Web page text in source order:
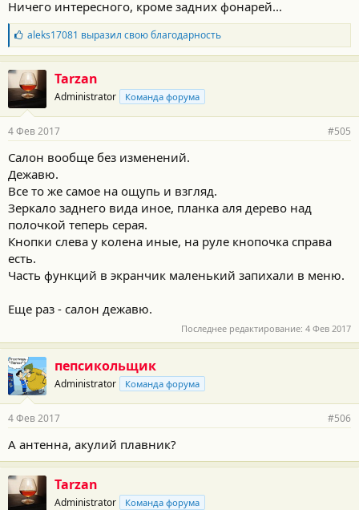
Ничего интересного, кроме задних фонарей...
Б
л
а
г
о
д
а
н
с
т
и
aleks17081 выразил свою благодарность
Tarzan
Administrator Команда форума
4 Фев 2017 #505
Салон вообще без изменений.
Дежавю.
Все то же самое на ощупь и взгляд.
Зеркало заднего вида иное, планка аля дерево над
полочкой теперь серая.
Кнопки слева у колена иные, на руле кнопочка справа
есть.
Часть функций в экранчик маленький запихали в меню.
Еще раз - салон дежавю.
Последнее редактирование: 4 Фев 2017
пепсикольщик
Administrator Команда форума
4 Фев 2017 #506
А антенна, акулий плавник?
Tarzan
Administrator Команда форума